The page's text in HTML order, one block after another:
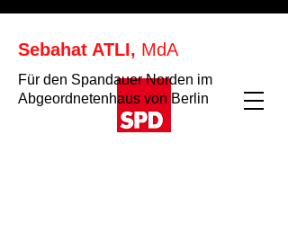
Sebahat ATLI, MdA
Für den Spandauer Norden im
Abgeordnetenhaus von Berlin